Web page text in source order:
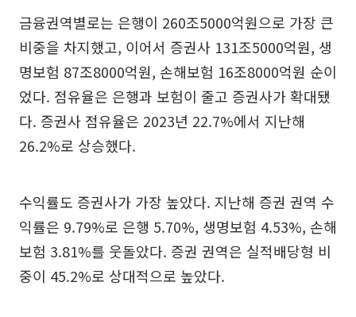
금융권역별로는 은행이 260조5000억원으로 가장 큰
비중을 차지했고, 이어서 증권사 131조5000억원, 생
명보험 87조8000억원, 손해보험 16조8000억원 순이
었다. 점유율은 은행과 보험이 줄고 증권사가 확대됐
다. 증권사 점유율은 2023년 22.7%에서 지난해
26.2%로 상승했다.
수익률도 증권사가 가장 높았다. 지난해 증권 권역 수
익률은 9.79%로 은행 5.70%, 생명보험 4.53%, 손해
보험 3.81%를 웃돌았다. 증권 권역은 실적배당형 비
중이 45.2%로 상대적으로 높았다.